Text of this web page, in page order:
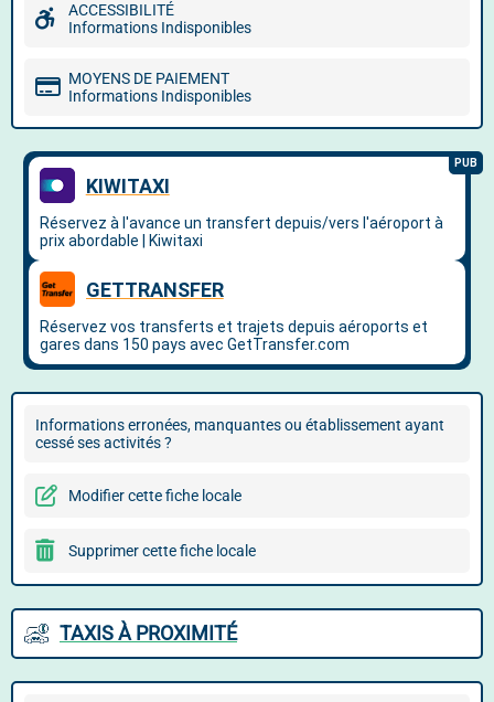
ACCESSIBILITÉ
Informations Indisponibles
MOYENS DE PAIEMENT
Informations Indisponibles
Informations erronées, manquantes ou établissement ayant
cessé ses activités ?
Modifier cette fiche locale
Supprimer cette fiche locale
TAXIS À PROXIMITÉ